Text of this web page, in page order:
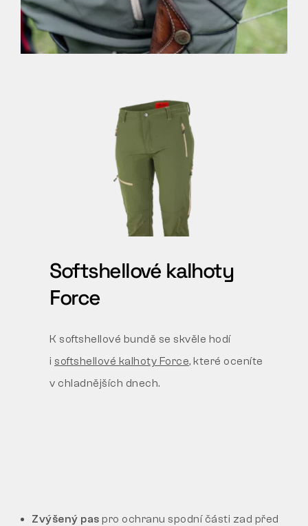
Softshellové kalhoty
Force
K softshellové bundě se skvěle hodí
i softshellové kalhoty Force, které oceníte
v chladnějších dnech.
Zvýšený pas pro ochranu spodní části zad před